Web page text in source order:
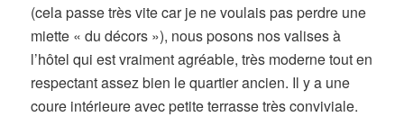
(cela passe très vite car je ne voulais pas perdre une
miette « du décors »), nous posons nos valises à
l’hôtel qui est vraiment agréable, très moderne tout en
respectant assez bien le quartier ancien. Il y a une
coure intérieure avec petite terrasse très conviviale.